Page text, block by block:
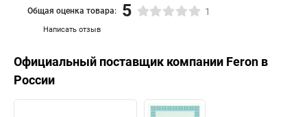
Написать отзыв
Общая оценка товара: 5 1
Официальный поставщик компании Feron в
России